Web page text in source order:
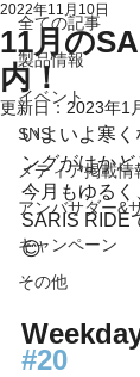
全ての記事
製品情報
イベント
SNS
メディア掲載情
アンバサダー&
キャンペーン
その他
11月の
内！
2022年11月10日
更新日： 2023年1
いよいよ寒く
ングがはかど
今月もゆるく
SARIS RIDE
😊
#20